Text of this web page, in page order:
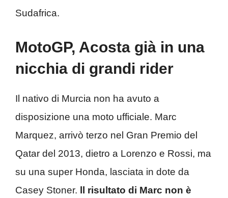
Sudafrica.
MotoGP, Acosta già in una
nicchia di grandi rider
Il nativo di Murcia non ha avuto a
disposizione una moto ufficiale. Marc
Marquez, arrivò terzo nel Gran Premio del
Qatar del 2013, dietro a Lorenzo e Rossi, ma
su una super Honda, lasciata in dote da
Casey Stoner. ll risultato di Marc non è